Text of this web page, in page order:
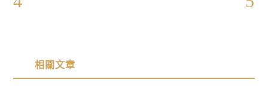
相關文章